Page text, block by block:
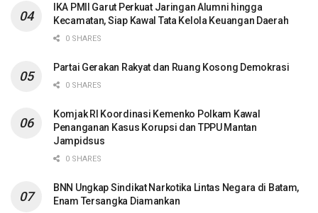
IKA PMII Garut Perkuat Jaringan Alumni hingga
Kecamatan, Siap Kawal Tata Kelola Keuangan Daerah
0 SHARES
Partai Gerakan Rakyat dan Ruang Kosong Demokrasi
0 SHARES
Komjak RI Koordinasi Kemenko Polkam Kawal
Penanganan Kasus Korupsi dan TPPU Mantan
Jampidsus
0 SHARES
BNN Ungkap Sindikat Narkotika Lintas Negara di Batam,
Enam Tersangka Diamankan